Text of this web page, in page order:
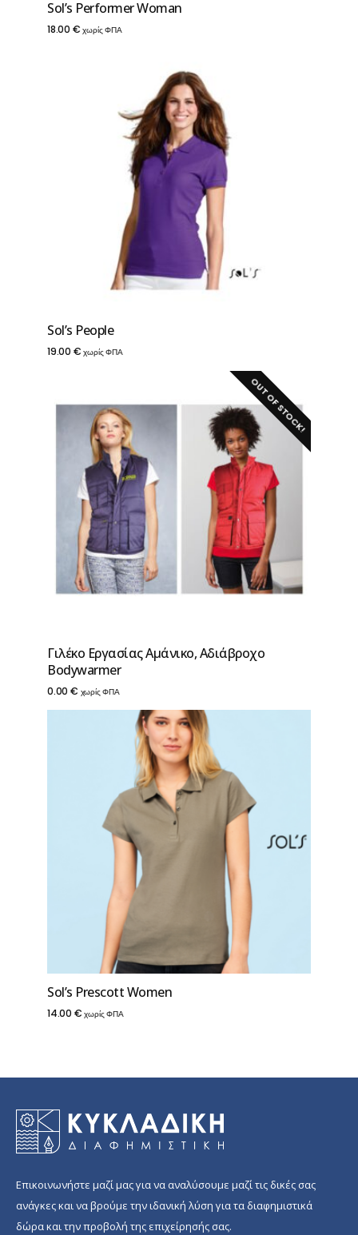
Sol’s Performer Woman
18.00 € χωρίς ΦΠΑ
Sol’s People
19.00 € χωρίς ΦΠΑ
OUT OF STOCK!
Γιλέκο Εργασίας Αμάνικο, Αδιάβροχο
Βodywarmer
0.00 € χωρίς ΦΠΑ
Sol’s Prescott Women
14.00 € χωρίς ΦΠΑ
Επικοινωνήστε μαζί μας για να αναλύσουμε μαζί τις δικές σας
ανάγκες και να βρούμε την ιδανική λύση για τα διαφημιστικά
δώρα και την προβολή της επιχείρησής σας.